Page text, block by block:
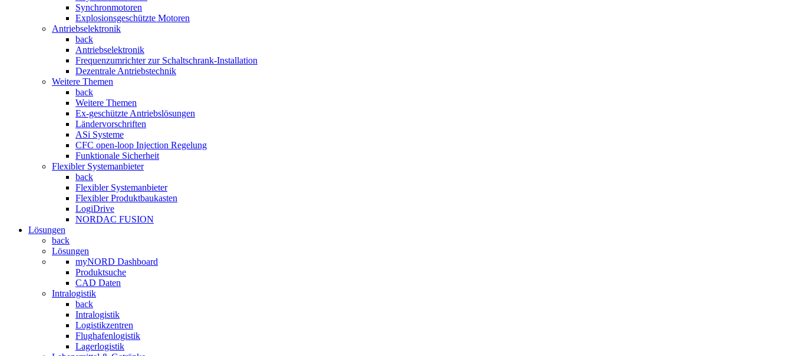
Synchronmotoren
Explosionsgeschützte Motoren
Antriebselektronik
back
Antriebselektronik
Frequenzumrichter zur Schaltschrank-Installation
Dezentrale Antriebstechnik
Weitere Themen
back
Weitere Themen
Ex-geschützte Antriebslösungen
Ländervorschriften
ASi Systeme
CFC open-loop Injection Regelung
Funktionale Sicherheit
Flexibler Systemanbieter
back
Flexibler Systemanbieter
Flexibler Produktbaukasten
LogiDrive
NORDAC FUSION
Lösungen
back
Lösungen
myNORD Dashboard
Produktsuche
CAD Daten
Intralogistik
back
Intralogistik
Logistikzentren
Flughafenlogistik
Lagerlogistik